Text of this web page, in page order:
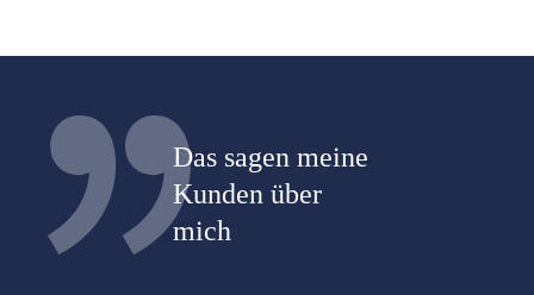
Das sagen meine
Kunden über
mich